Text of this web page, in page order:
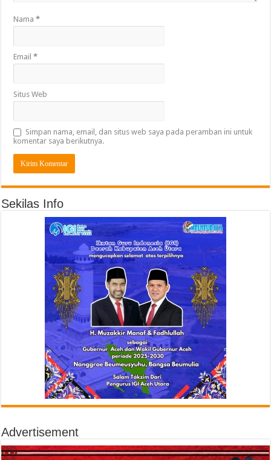
Nama*
Email*
Situs Web
Simpan nama, email, dan situs web saya pada peramban ini untuk
komentar saya berikutnya.
Sekilas Info
Advertisement